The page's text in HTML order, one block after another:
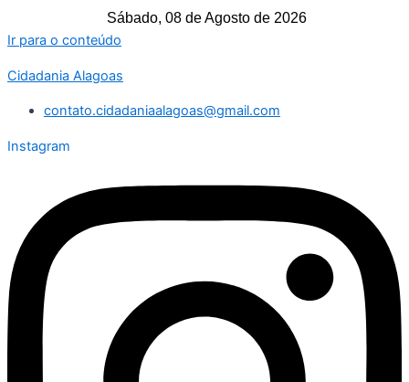
Sábado, 08 de Agosto de 2026
Ir para o conteúdo
Cidadania Alagoas
contato.cidadaniaalagoas@gmail.com
Instagram